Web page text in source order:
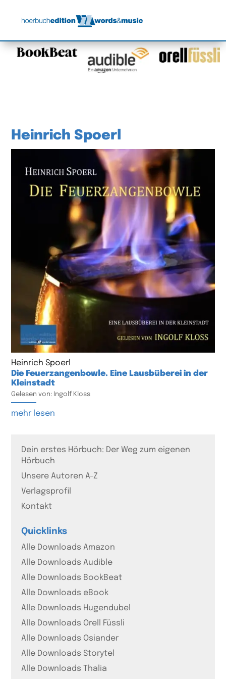
Heinrich Spoerl
Heinrich Spoerl
Die Feuerzangenbowle. Eine Lausbüberei in der
Kleinstadt
Gelesen von: Ingolf Kloss
mehr lesen
Dein erstes Hörbuch: Der Weg zum eigenen
Hörbuch
Unsere Autoren A-Z
Verlagsprofil
Kontakt
Quicklinks
Alle Downloads Amazon
Alle Downloads Audible
Alle Downloads BookBeat
Alle Downloads eBook
Alle Downloads Hugendubel
Alle Downloads Orell Füssli
Alle Downloads Osiander
Alle Downloads Storytel
Alle Downloads Thalia